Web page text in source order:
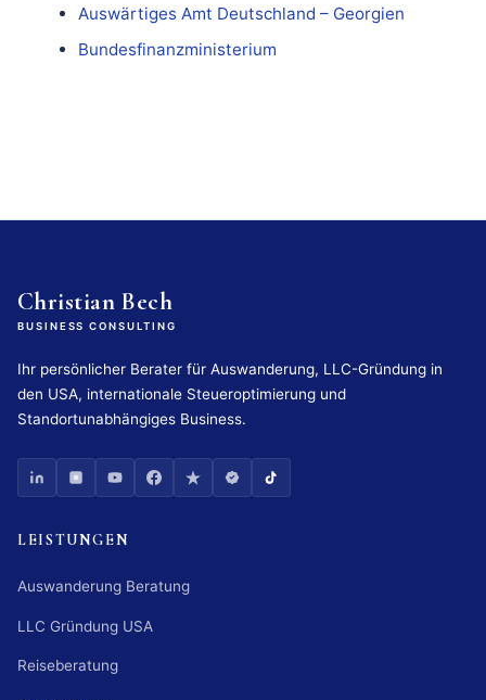
Auswärtiges Amt Deutschland – Georgien
Bundesfinanzministerium
Christian Bech
BUSINESS CONSULTING
Ihr persönlicher Berater für Auswanderung, LLC-Gründung in
den USA, internationale Steueroptimierung und
Standortunabhängiges Business.
LEISTUNGEN
Auswanderung Beratung
LLC Gründung USA
Reiseberatung